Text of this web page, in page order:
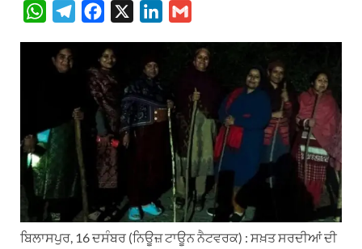
W
a
A
p
p
r
m
c
e
b
o
o
k
e
d
a
l
ਬਿਲਾਸਪੁਰ, 16 ਦਸੰਬਰ (ਨਿਊਜ਼ ਟਾਊਨ ਨੈਟਵਰਕ) : ਸਖ਼ਤ ਸਰਦੀਆਂ ਦੀ